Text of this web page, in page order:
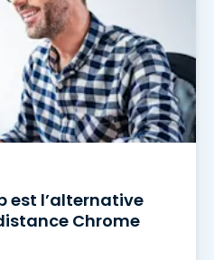
est l’alternative
Chrome